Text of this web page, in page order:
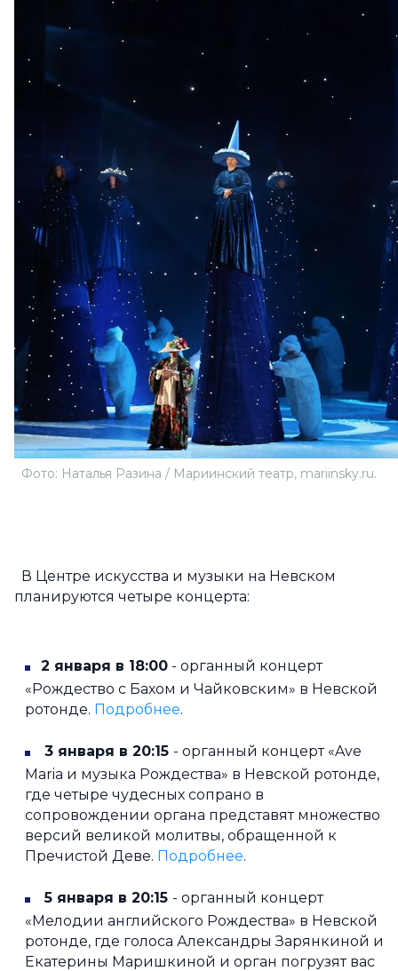
Фото: Наталья Разина / Мариинский театр, mariinsky.ru.
В Центре искусства и музыки на Невском
планируются четыре концерта:
2 января в 18:00 - органный концерт
«Рождество с Бахом и Чайковским» в Невской
ротонде. Подробнее.
3 января в 20:15 - органный концерт «Ave
Maria и музыка Рождества» в Невской ротонде,
где четыре чудесных сопрано в
сопровождении органа представят множество
версий великой молитвы, обращенной к
Пречистой Деве. Подробнее.
5 января в 20:15 - органный концерт
«Мелодии английского Рождества» в Невской
ротонде, где голоса Александры Зарянкиной и
Екатерины Маришкиной и орган погрузят вас